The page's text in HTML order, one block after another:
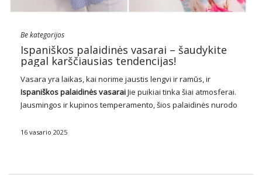
Be kategorijos
Ispaniškos palaidinės vasarai – šaudykite
pagal karščiausias tendencijas!
Vasara yra laikas, kai norime jaustis lengvi ir ramūs, ir
IspaniškospalaidinėsvasaraiJie puikiai tinka šiai atmosferai.
Jausmingos ir kupinos temperamento, šios palaidinės nurodo
žavesio ir elegancijos mūsų vasaros išvaizdai. Jiems dažnai
16 vasario 2025